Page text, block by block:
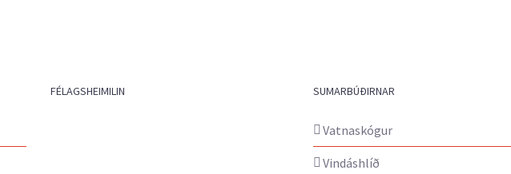
FÉLAGSHEIMILIN SUMARBÚÐIRNAR
Vatnaskógur
Vindáshlíð